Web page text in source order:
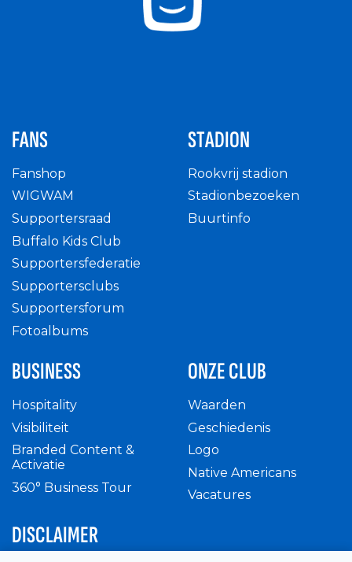
FANS
Fanshop
WIGWAM
Supportersraad
Buffalo Kids Club
Supportersfederatie
Supportersclubs
Supportersforum
Fotoalbums
STADION
Rookvrij stadion
Stadionbezoeken
Buurtinfo
BUSINESS
Hospitality
Visibiliteit
Branded Content &
Activatie
360° Business Tour
ONZE CLUB
Waarden
Geschiedenis
Logo
Native Americans
Vacatures
DISCLAIMER